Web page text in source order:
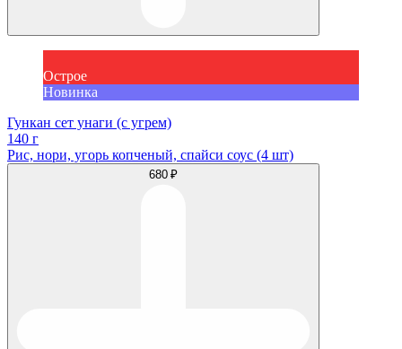
Острое
Новинка
Гункан сет унаги (с угрем)
140 г
Рис, нори, угорь копченый, спайси соус (4 шт)
680 ₽